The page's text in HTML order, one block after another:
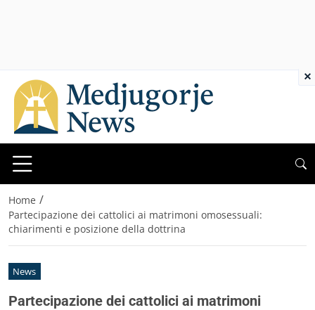
Home /
Partecipazione dei cattolici ai matrimoni omosessuali:
chiarimenti e posizione della dottrina
News
Partecipazione dei cattolici ai matrimoni
×